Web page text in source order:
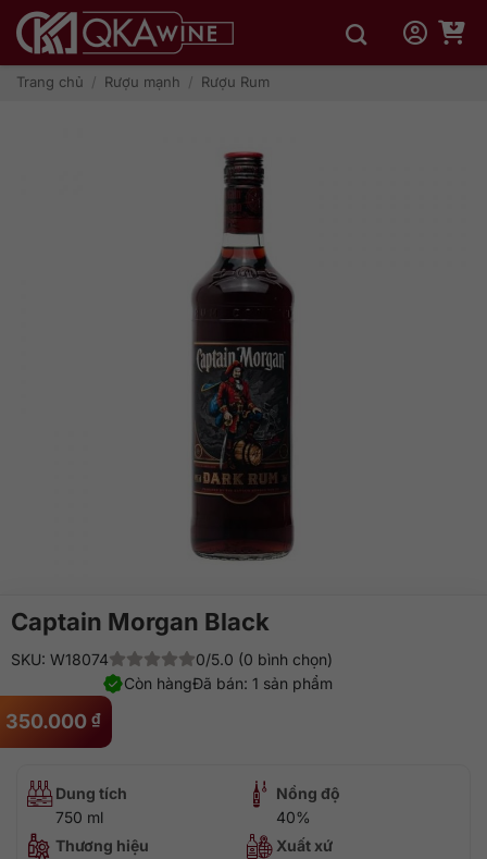
qua
dungTrang chủ / Rượu mạnh / Rượu Rum
Captain Morgan Black
350.000 ₫
SKU: W18074
0/5.0 (0 bình chọn)
Đã bán: 1 sản phẩm
Còn hàng
Dung tích
750 ml
Nồng độ
40%
Thương hiệu
Xuất xứ